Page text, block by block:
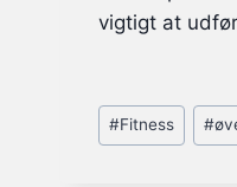
vigtigt at
Post
Tags:
#Fitness #